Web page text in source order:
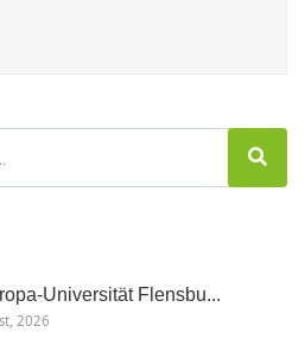
Universität Flensbu...
2026